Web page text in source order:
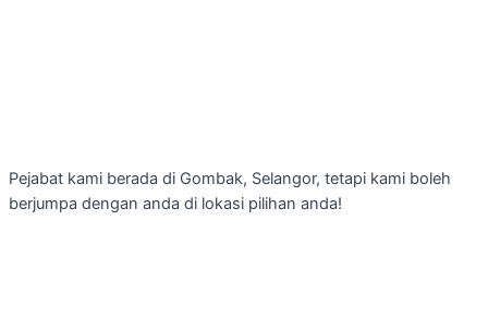
Pejabat kami berada di Gombak, Selangor, tetapi kami boleh
berjumpa dengan anda di lokasi pilihan anda!